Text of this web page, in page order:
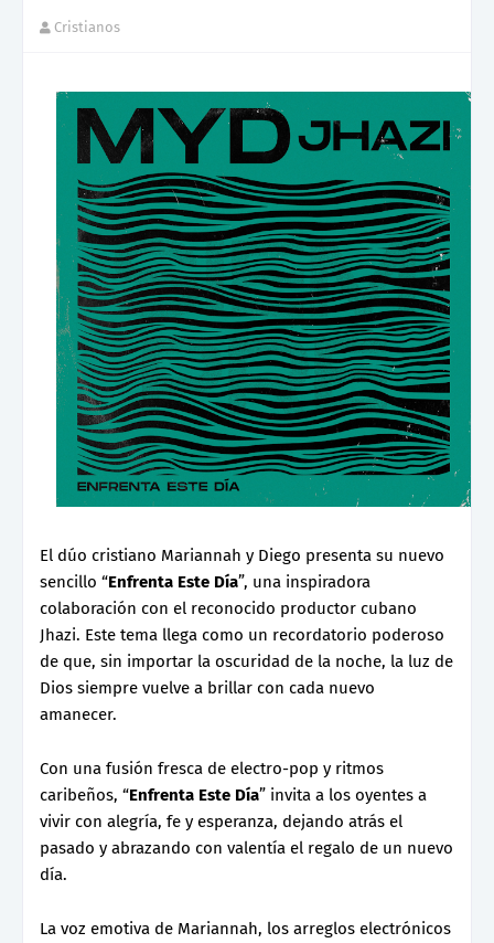
Cristianos
El dúo cristiano Mariannah y Diego presenta su nuevo
sencillo “Enfrenta Este Día”, una inspiradora
colaboración con el reconocido productor cubano
Jhazi. Este tema llega como un recordatorio poderoso
de que, sin importar la oscuridad de la noche, la luz de
Dios siempre vuelve a brillar con cada nuevo
amanecer.
Con una fusión fresca de electro-pop y ritmos
caribeños, “Enfrenta Este Día” invita a los oyentes a
vivir con alegría, fe y esperanza, dejando atrás el
pasado y abrazando con valentía el regalo de un nuevo
día.
La voz emotiva de Mariannah, los arreglos electrónicos